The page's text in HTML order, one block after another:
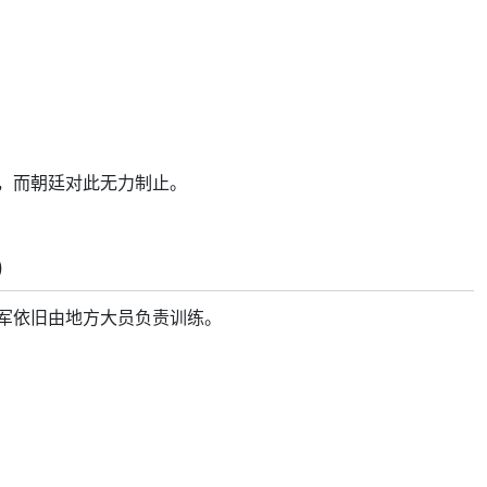
而朝廷对此无力制止。
旧由地方大员负责训练。